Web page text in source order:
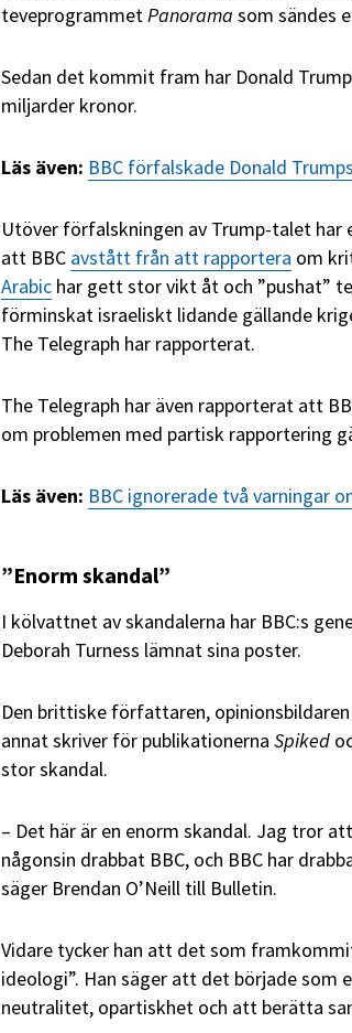
teveprogrammetPanorama som sändes
Sedan det kommit fram har Donald Trump
miljarder kronor.
Läs även: BBC förfalskade Donald
Utöver förfalskningen av Trump-talet
att BBC avstått från att rapportera om
Arabic har gett stor vikt åt och ”pushat”
förminskat israeliskt lidande gällande
The Telegraph har rapporterat.
The Telegraph har även rapporterat att
om problemen med partisk rapportering
Läs även: BBC ignorerade två varningar
”Enorm skandal”
I kölvattnet av skandalerna har BBC:s
Deborah Turness lämnat sina poster.
Den brittiske författaren,
annat skriver för publikationerna Spiked
stor skandal.
– Det här är en enorm skandal. Jag tror
någonsin drabbat BBC, och BBC har
säger Brendan O’Neill till Bulletin.
Vidare tycker han att det som
ideologi”. Han säger att det började som
neutralitet, opartiskhet och att berätta